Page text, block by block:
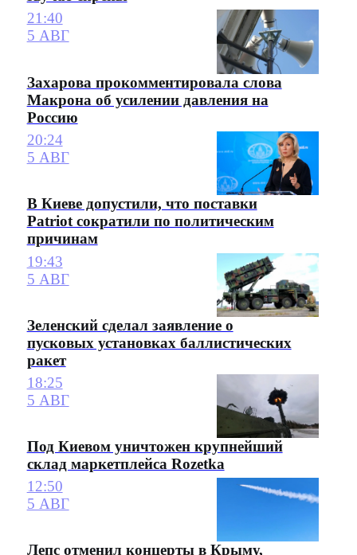
21:40
5 АВГ
Захарова прокомментировала слова
Макрона об усилении давления на
Россию
20:24
5 АВГ
В Киеве допустили, что поставки
Patriot сократили по политическим
причинам
19:43
5 АВГ
Зеленский сделал заявление о
пусковых установках баллистических
ракет
18:25
5 АВГ
Под Киевом уничтожен крупнейший
склад маркетплейса Rozetka
12:50
5 АВГ
Лепс отменил концерты в Крыму,